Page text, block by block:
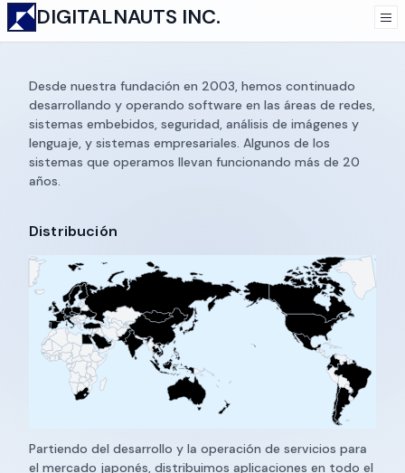
DIGITALNAUTS INC.
Engineering
Desde nuestra fundación en 2003, hemos continuado
desarrollando y operando software en las áreas de redes,
sistemas embebidos, seguridad, análisis de imágenes y
lenguaje, y sistemas empresariales. Algunos de los
sistemas que operamos llevan funcionando más de 20
años.
Distribución
Partiendo del desarrollo y la operación de servicios para
el mercado japonés, distribuimos aplicaciones en todo el